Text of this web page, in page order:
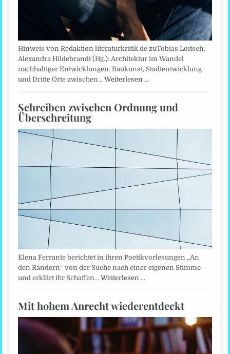
Hinweis von Redaktion literaturkritik.de zuTobias Loitsch;
Alexandra Hildebrandt (Hg.): Architektur im Wandel
nachhaltiger Entwicklungen. Baukunst, Stadtentwicklung
und Dritte Orte zwischen…Weiterlesen …
Schreiben zwischen Ordnung und
Überschreitung
Elena Ferrante berichtet in ihren Poetikvorlesungen „An
den Rändern“ von der Suche nach einer eigenen Stimme
und erklärt ihr Schaffen…Weiterlesen …
Mit hohem Anrecht wiederentdeckt